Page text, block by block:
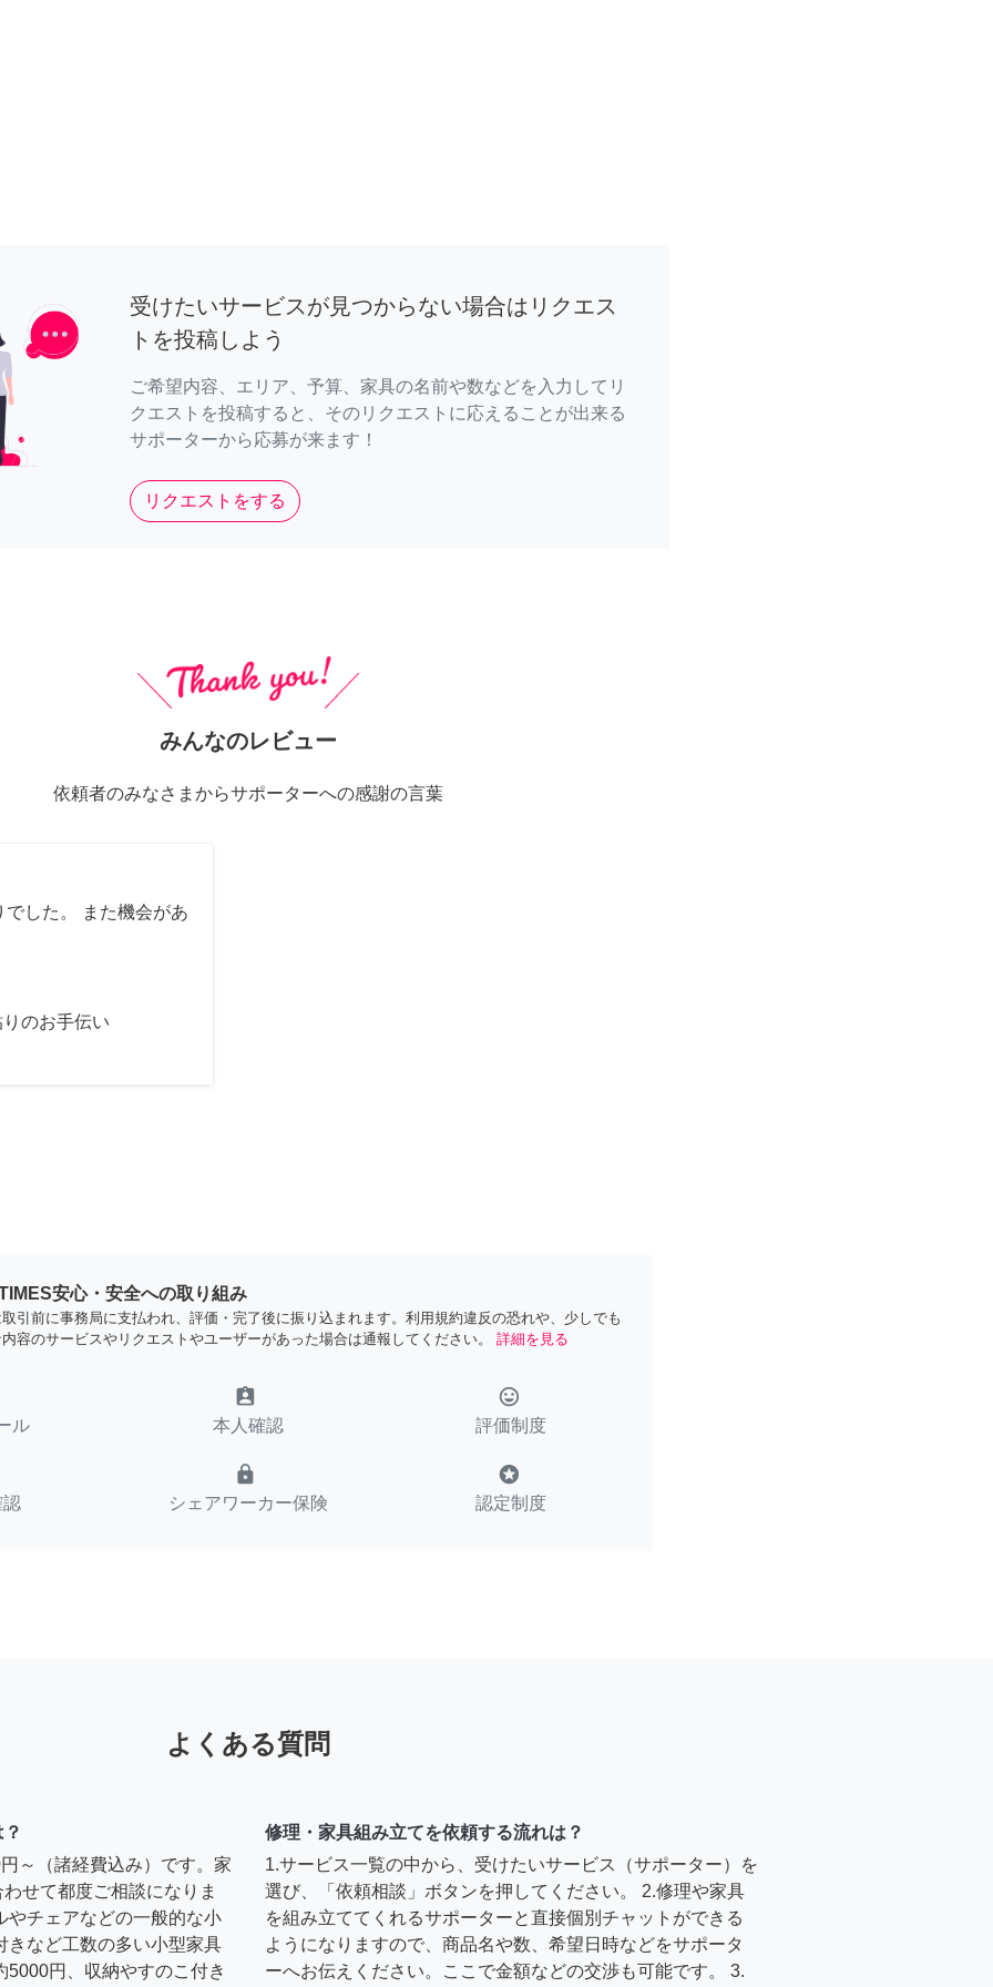
受けたいサービスが見つからない場合はリクエス
トを投稿しよう
ご希望内容、エリア、予算、家具の名前や数などを入力してリ
クエストを投稿すると、そのリクエストに応えることが出来る
サポーターから応募が来ます！
リクエストをする
みんなのレビュー
依頼者のみなさまからサポーターへの感謝の言葉
した。 また機会があ
のお手伝い
安心・安全への取り組み
引前に事務局に支払われ、評価・完了後に振り込まれます。利用規約違反の恐れや、少しでも
容のサービスやリクエストやユーザーがあった場合は通報してください。
詳細を見る
ル
assignment_ind
本人確認
tag_faces
評価制度
lock
シェアワーカー保険
stars
認定制度
よくある質問
～（諸経費込み）です。家
せて都度ご相談になりま
やチェアなどの一般的な小
きなど工数の多い小型家具
円、収納やすのこ付き
修理・家具組み立てを依頼する流れは？
1.サービス一覧の中から、受けたいサービス（サポーター）を
選び、「依頼相談」ボタンを押してください。 2.修理や家具
を組み立ててくれるサポーターと直接個別チャットができる
ようになりますので、商品名や数、希望日時などをサポータ
ーへお伝えください。ここで金額などの交渉も可能です。 3.